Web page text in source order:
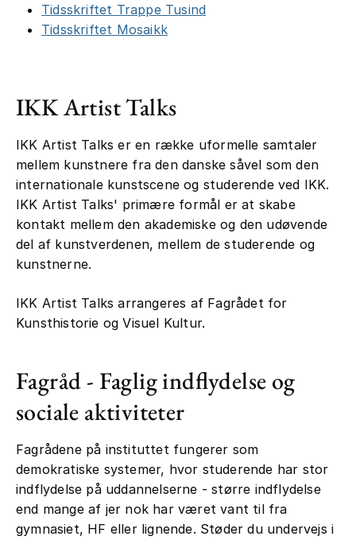
Tidsskriftet Trappe Tusind
Tidsskriftet Mosaikk
IKK Artist Talks
IKK Artist Talks er en række uformelle samtaler
mellem kunstnere fra den danske såvel som den
internationale kunstscene og studerende ved IKK.
IKK Artist Talks' primære formål er at skabe
kontakt mellem den akademiske og den udøvende
del af kunstverdenen, mellem de studerende og
kunstnerne.
IKK Artist Talks arrangeres af Fagrådet for
Kunsthistorie og Visuel Kultur.
Fagråd - Faglig indflydelse og
sociale aktiviteter
Fagrådene på instituttet fungerer som
demokratiske systemer, hvor studerende har stor
indflydelse på uddannelserne - større indflydelse
end mange af jer nok har været vant til fra
gymnasiet, HF eller lignende. Støder du undervejs i